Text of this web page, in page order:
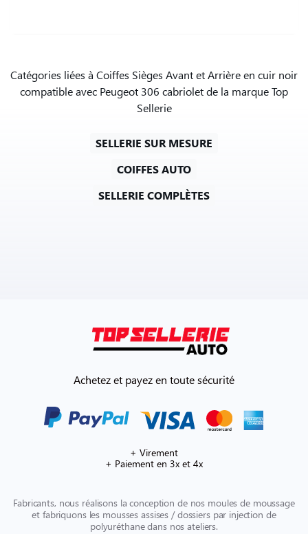
Catégories liées à Coiffes Sièges Avant et Arrière en cuir noir
compatible avec Peugeot 306 cabriolet de la marque Top
Sellerie
SELLERIE SUR MESURE
COIFFES AUTO
SELLERIE COMPLÈTES
Achetez et payez en toute sécurité
+ Virement
+ Paiement en 3x et 4x
Fabricants, nous réalisons la conception de nos moules de moussage
et fabriquons les mousses assises / dossiers par injection de
polyuréthane dans nos ateliers.